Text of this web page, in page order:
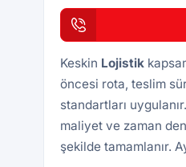
Keskin Lojistik
öncesi rota, teslim
standartları
maliyet ve zaman
şekilde tamamlanır.